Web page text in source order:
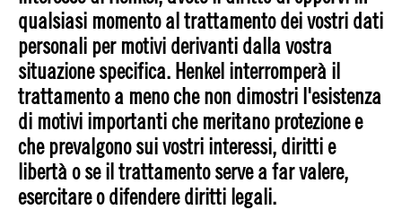
qualsiasi momento al trattamento dei vostri dati
personali per motivi derivanti dalla vostra
situazione specifica. Henkel interromperà il
trattamento a meno che non dimostri l'esistenza
di motivi importanti che meritano protezione e
che prevalgono sui vostri interessi, diritti e
libertà o se il trattamento serve a far valere,
esercitare o difendere diritti legali.